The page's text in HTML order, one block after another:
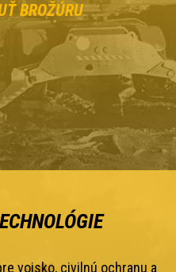
BROŽÚRU
vojsko, civilnú ochranu a